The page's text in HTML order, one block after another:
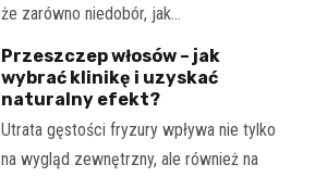
że zarówno niedobór, jak…
Przeszczep włosów – jak
wybrać klinikę i uzyskać
naturalny efekt?
Utrata gęstości fryzury wpływa nie tylko
na wygląd zewnętrzny, ale również na